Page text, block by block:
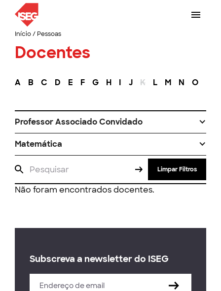
Início/ Pessoas
Docentes
A B C D E F G H I J K L M N O
Professor Associado Convidado
Matemática
Limpar Filtros
Não foram encontrados docentes.
Subscreva a newsletter do ISEG